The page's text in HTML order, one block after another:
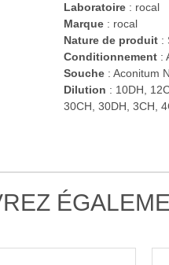
Laboratoire : rocal
Marque : rocal
Nature de produit :
Conditionnement :
Souche : Aconitum
Dilution : 10DH,
30CH, 30DH, 3CH,